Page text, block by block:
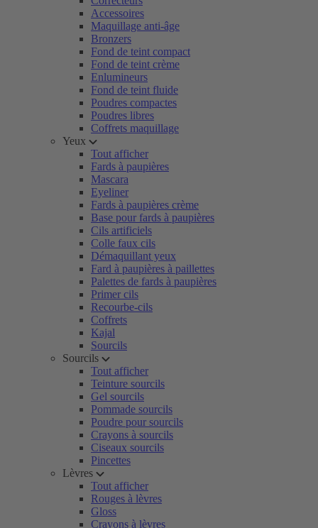
Accessoires
Maquillage anti-âge
Bronzers
Fond de teint compact
Fond de teint crème
Enlumineurs
Fond de teint fluide
Poudres compactes
Poudres libres
Coffrets maquillage
Yeux
Tout afficher
Fards à paupières
Mascara
Eyeliner
Fards à paupières crème
Base pour fards à paupières
Cils artificiels
Colle faux cils
Démaquillant yeux
Fard à paupières à paillettes
Palettes de fards à paupières
Primer cils
Recourbe-cils
Coffrets
Kajal
Sourcils
Sourcils
Tout afficher
Teinture sourcils
Gel sourcils
Pommade sourcils
Poudre pour sourcils
Crayons à sourcils
Ciseaux sourcils
Pincettes
Lèvres
Tout afficher
Rouges à lèvres
Gloss
Crayons à lèvres